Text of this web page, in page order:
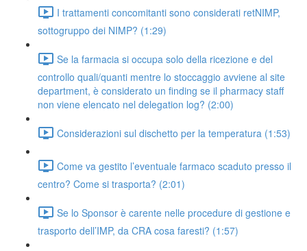
I trattamenti concomitanti sono considerati retNIMP,
sottogruppo dei NIMP? (1:29)
Se la farmacia si occupa solo della ricezione e del
controllo quali/quanti mentre lo stoccaggio avviene al site
department, è considerato un finding se il pharmacy staff
non viene elencato nel delegation log? (2:00)
Considerazioni sul dischetto per la temperatura (1:53)
Come va gestito l’eventuale farmaco scaduto presso il
centro? Come si trasporta? (2:01)
Se lo Sponsor è carente nelle procedure di gestione e
trasporto dell’IMP, da CRA cosa faresti? (1:57)